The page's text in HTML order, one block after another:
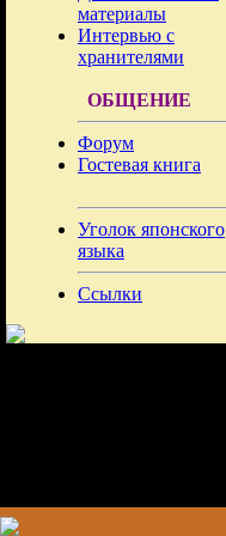
материалы
Интервью с
хранителями
ОБЩЕНИЕ
Форум
Гостевая книга
Уголок японского
языка
Ссылки